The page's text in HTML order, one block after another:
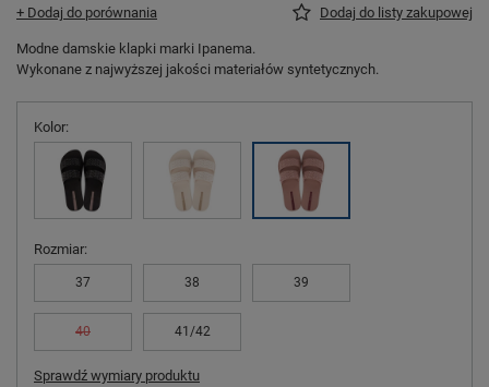
+ Dodaj do porównania Dodaj do listy zakupowej
Modne damskie klapki marki Ipanema.
Wykonane z najwyższej jakości materiałów syntetycznych.
Kolor
Rozmiar
37 38 39
40 41/42
Sprawdź wymiary produktu